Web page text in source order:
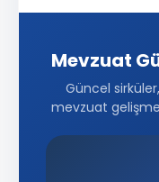
Mevzuat
Güncel
mevzuat